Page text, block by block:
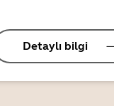
Detaylı bilgi